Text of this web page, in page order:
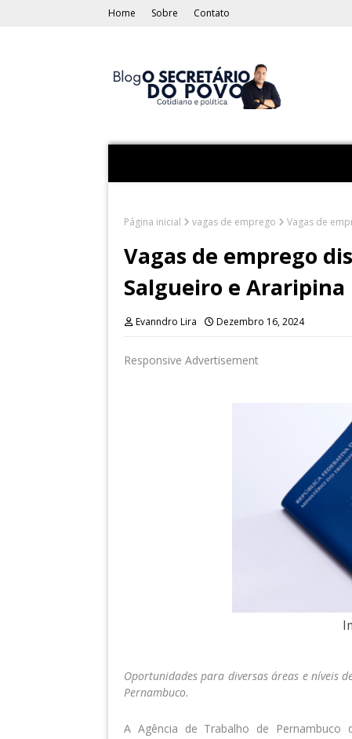
Home Sobre Contato
Página inicial vagas de emprego Vagas de
Vagas de emprego
Salgueiro e Araripina
Evanndro Lira Dezembro 16, 2024
Responsive Advertisement
Oportunidades para diversas áreas e níveis
Pernambuco.
A Agência de Trabalho de Pernambuco